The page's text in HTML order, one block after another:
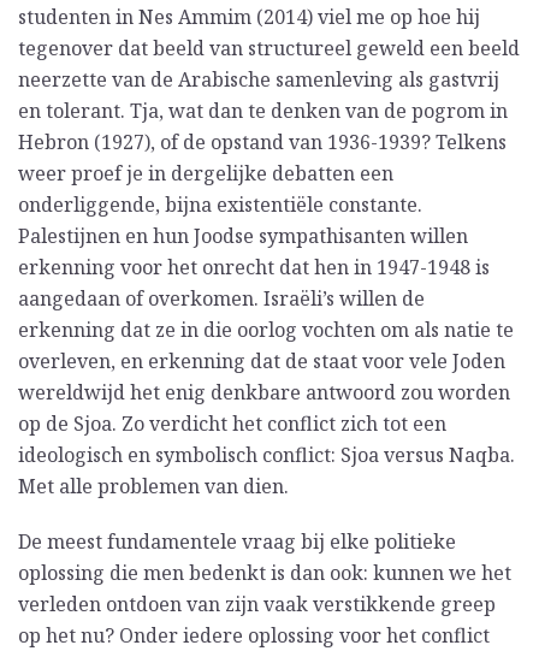
studenten in Nes Ammim (2014) viel me op hoe hij
tegenover dat beeld van structureel geweld een beeld
neerzette van de Arabische samenleving als gastvrij
en tolerant. Tja, wat dan te denken van de pogrom in
Hebron (1927), of de opstand van 1936-1939? Telkens
weer proef je in dergelijke debatten een
onderliggende, bijna existentiële constante.
Palestijnen en hun Joodse sympathisanten willen
erkenning voor het onrecht dat hen in 1947-1948 is
aangedaan of overkomen. Israëli’s willen de
erkenning dat ze in die oorlog vochten om als natie te
overleven, en erkenning dat de staat voor vele Joden
wereldwijd het enig denkbare antwoord zou worden
op de Sjoa. Zo verdicht het conflict zich tot een
ideologisch en symbolisch conflict: Sjoa versus Naqba.
Met alle problemen van dien.
De meest fundamentele vraag bij elke politieke
oplossing die men bedenkt is dan ook: kunnen we het
verleden ontdoen van zijn vaak verstikkende greep
op het nu? Onder iedere oplossing voor het conflict